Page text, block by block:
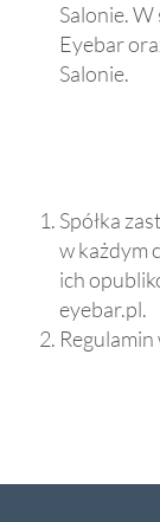
Salonie.
Eyebar
Salonie.
Spółka
w każdym
ich
eyebar.pl.